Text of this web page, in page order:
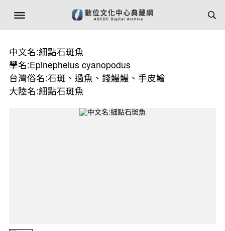
中文名:細點石斑魚
學名:Epinephelus cyanopodus
台灣俗名:石斑、過魚、錢鰻鰻、手皮鱠
大陸名:細點石斑魚